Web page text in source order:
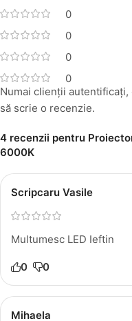
0
0
0
0
4 recenzii pentru
6000K
Scripcaru Vasile
Multumesc LED Ieftin
0 0
Mihaela
Numai clienții
să scrie o recenzie.